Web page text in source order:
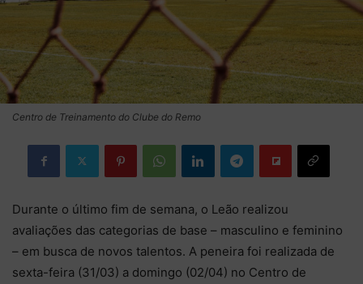
Centro de Treinamento do Clube do Remo
Durante o último fim de semana, o Leão realizou
avaliações das categorias de base – masculino e feminino
– em busca de novos talentos. A peneira foi realizada de
sexta-feira (31/03) a domingo (02/04) no Centro de